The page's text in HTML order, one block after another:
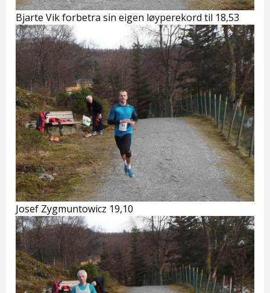
Bjarte Vik forbetra sin eigen løyperekord til 18,53
Josef Zygmuntowicz 19,10